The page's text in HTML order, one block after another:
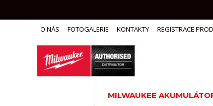
O NÁS FOTOGALERIE KONTAKTY REGISTRACE
MILWAUKEE